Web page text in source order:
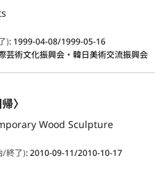
): 1999-04-08/1999-05-16
芸術文化振興会・韓日美術交流振興会
〉
Wood Sculpture
/終了):2010-09-11/2010-10-17